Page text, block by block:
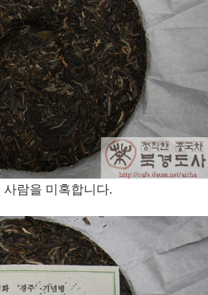
람을 미혹합니다.